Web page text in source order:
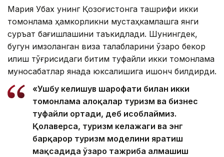
Мария Убах унинг Қозоғистонга ташрифи икки
томонлама ҳамкорликни мустаҳкамлашга янги
суръат бағишлашини таъкидлади. Шунингдек,
бугун имзоланган виза талабларини ўзаро бекор
қилиш тўғрисидаги битим туфайли икки томонлама
муносабатлар янада юксалишига ишонч билдирди.
«Ушбу келишув шарофати билан икки
томонлама алоқалар туризм ва бизнес
туфайли ортади, деб ҳисоблаймиз.
Қолаверса, туризм келажаги ва энг
барқарор туризм моделини яратиш
мақсадида ўзаро тажриба алмашиш